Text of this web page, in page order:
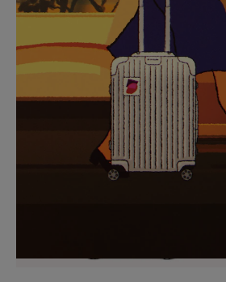
SUR
POUR
METTRE
PAUSE
VEUILLEZ
CLIQUER
POUR
RÉACTIVER
LE
SON